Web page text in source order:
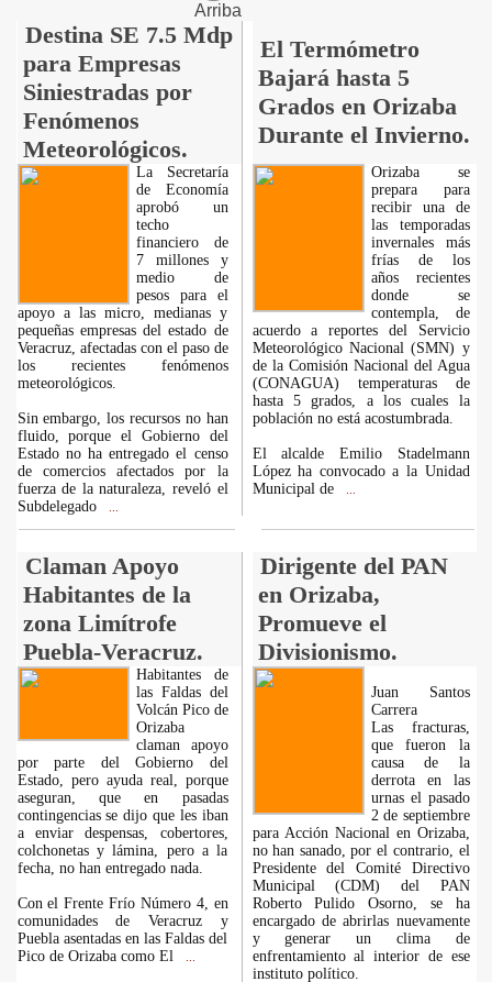
Arriba
Destina SE 7.5 Mdp
para Empresas
Siniestradas por
Fenómenos
Meteorológicos.
El Termómetro
Bajará hasta 5
Grados en Orizaba
Durante el Invierno.
La Secretaría
de Economía
aprobó un
techo
financiero de
7 millones y
medio de
pesos para el
apoyo a las micro, medianas y
pequeñas empresas del estado de
Veracruz, afectadas con el paso de
los recientes fenómenos
meteorológicos.
Sin embargo, los recursos no han
fluido, porque el Gobierno del
Estado no ha entregado el censo
de comercios afectados por la
fuerza de la naturaleza, reveló el
Subdelegado
Orizaba se
prepara para
recibir una de
las temporadas
invernales más
frías de los
años recientes
donde se
contempla, de
acuerdo a reportes del Servicio
Meteorológico Nacional (SMN) y
de la Comisión Nacional del Agua
(CONAGUA) temperaturas de
hasta 5 grados, a los cuales la
población no está acostumbrada.
El alcalde Emilio Stadelmann
López ha convocado a la Unidad
Municipal de
Claman Apoyo
Habitantes de la
zona Limítrofe
Puebla-Veracruz.
Dirigente del PAN
en Orizaba,
Promueve el
Divisionismo.
Habitantes de
las Faldas del
Volcán Pico de
Orizaba
claman apoyo
por parte del Gobierno del
Estado, pero ayuda real, porque
aseguran, que en pasadas
contingencias se dijo que les iban
a enviar despensas, cobertores,
colchonetas y lámina, pero a la
fecha, no han entregado nada.
Con el Frente Frío Número 4, en
comunidades de Veracruz y
Puebla asentadas en las Faldas del
Pico de Orizaba como El
Juan Santos
Carrera
Las fracturas,
que fueron la
causa de la
derrota en las
urnas el pasado
2 de septiembre
para Acción Nacional en Orizaba,
no han sanado, por el contrario, el
Presidente del Comité Directivo
Municipal (CDM) del PAN
Roberto Pulido Osorno, se ha
encargado de abrirlas nuevamente
y generar un clima de
enfrentamiento al interior de ese
instituto político.